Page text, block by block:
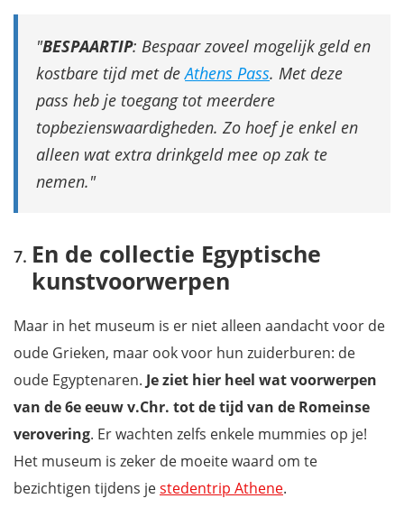
BESPAARTIP: Bespaar zoveel mogelijk geld en
kostbare tijd met deAthens Pass. Met deze
pass heb je toegang tot meerdere
topbezienswaardigheden. Zo hoef je enkel en
alleen wat extra drinkgeld mee op zak te
nemen.
En de collectie Egyptische
kunstvoorwerpen
Maar in het museum is er niet alleen aandacht voor de
oude Grieken, maar ook voor hun zuiderburen: de
oude Egyptenaren. Je ziet hier heel wat voorwerpen
van de 6e eeuw v.Chr. tot de tijd van de Romeinse
verovering. Er wachten zelfs enkele mummies op je!
Het museum is zeker de moeite waard om te
bezichtigen tijdens jestedentrip Athene.